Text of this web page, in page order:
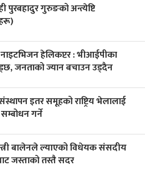
पुरबहादुर गुरुङको अन्त्येष्टि
हेलिकप्टर : भीआईपीका
जनताको ज्यान बचाउन उड्दैन
इतर समूहको राष्ट्रिय भेलालाई
गर्ने
बालेनले ल्याएको विधेयक संसदीय
जस्ताको तस्तै सदर